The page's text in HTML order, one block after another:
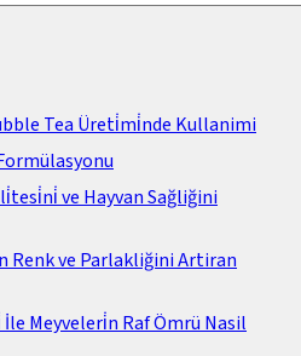
Tea Üreti̇mi̇nde Kullanimi
ve Hayvan Sağliğini
Renk ve Parlakliğini Artiran
Meyveleri̇n Raf Ömrü Nasil